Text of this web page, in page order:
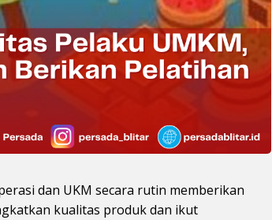
dan UKM secara rutin memberikan
kualitas produk dan ikut